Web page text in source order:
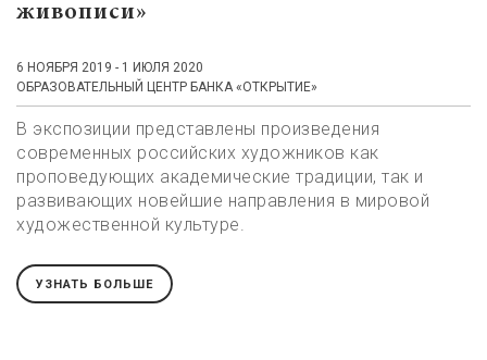
живописи»
6 НОЯБРЯ 2019 - 1 ИЮЛЯ 2020
ОБРАЗОВАТЕЛЬНЫЙ ЦЕНТР БАНКА «ОТКРЫТИЕ»
В экспозиции представлены произведения
современных российских художников как
проповедующих академические традиции, так и
развивающих новейшие направления в мировой
художественной культуре.
УЗНАТЬ БОЛЬШЕ